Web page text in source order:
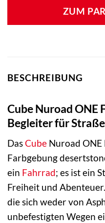
ZUM
BESCHREIBUNG
Cube Nuroad ONE
Begleiter für
DasCube Nuroad
Farbgebung
ein Fahrrad; es ist ein
Freiheit und
die sich weder von
unbefestigten Wegen